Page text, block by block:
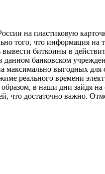
на пластиковую
того, что информация на
биткоины в
банковском
максимально выгодных для
реального времени
в наши дни зайдя на
что достаточно важно.